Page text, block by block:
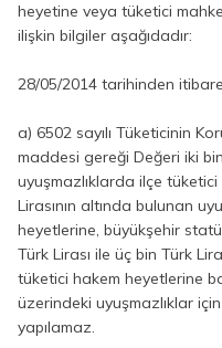
heyetine veya tüketici
ilişkin bilgiler aşağıdadır:
28/05/2014 tarihinden
a) 6502 sayılı Tüketicinin
maddesi gereği Değeri iki
uyuşmazlıklarda ilçe
Lirasının altında bulunan
heyetlerine, büyükşehir
Türk Lirası ile üç bin Türk
tüketici hakem heyetlerine
üzerindeki uyuşmazlıklar
yapılamaz.